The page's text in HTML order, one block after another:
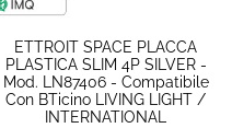
ETTROIT SPACE PLACCA
PLASTICA SLIM 4P SILVER -
Mod. LN87406 - Compatibile
Con BTicino LIVING LIGHT /
INTERNATIONAL